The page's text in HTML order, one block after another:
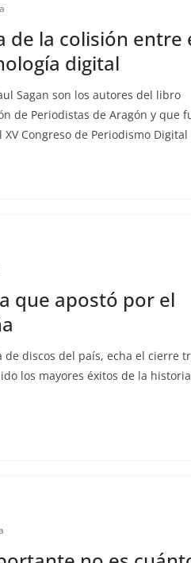
de la colisión entre
digital
Sagan son los autores del libro
de Periodistas de Aragón y que
Congreso de Periodismo Digital
que apostó por el
discos del país, echa el cierre
los mayores éxitos de la historia